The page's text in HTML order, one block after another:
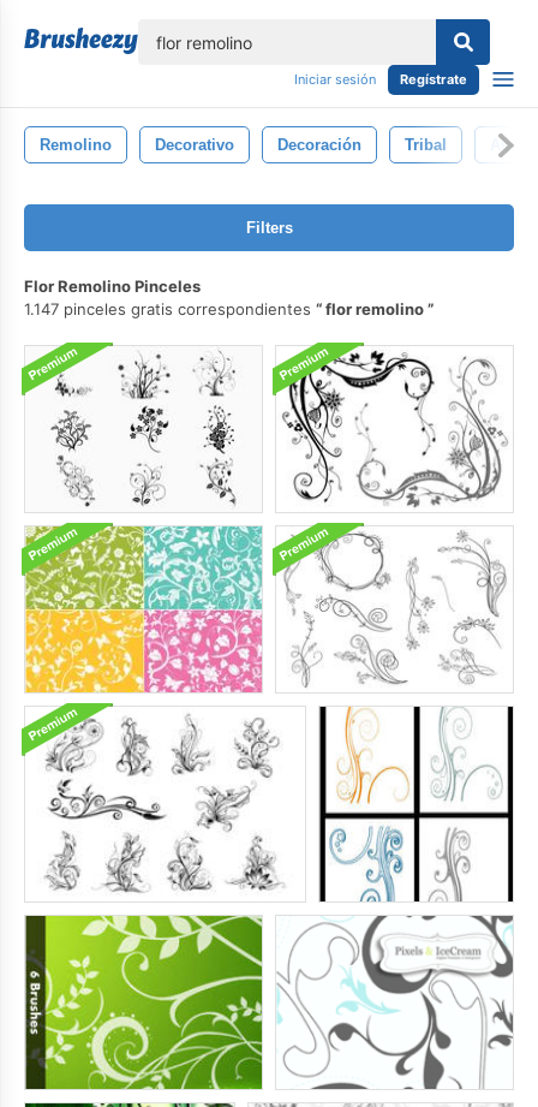
Iniciar sesión Regístrate
Remolino Decorativo Decoración Tribal
Filters
Flor Remolino Pinceles
1.147 pinceles gratis correspondientes
flor remolino